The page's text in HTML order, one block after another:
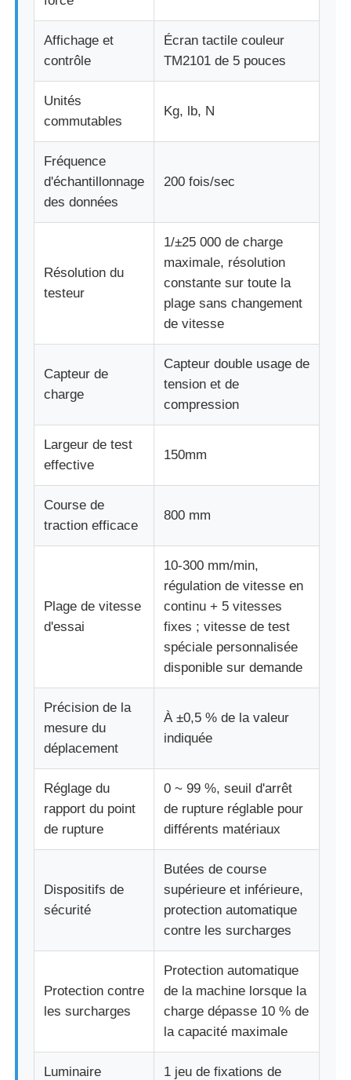
machine d'essai de tissu
Affichage et
contrôle
Écran tactile couleur
TM2101 de 5 pouces
Unités
commutables
Kg, lb, N
Fréquence
d'échantillonnage
des données
200 fois/sec
Résolution du
testeur
1/±25 000 de charge
maximale, résolution
constante sur toute la
plage sans changement
de vitesse
Capteur de
charge
Capteur double usage de
tension et de
compression
Largeur de test
effective
150mm
Course de
traction efficace
800 mm
Plage de vitesse
d'essai
10-300 mm/min,
régulation de vitesse en
continu + 5 vitesses
fixes ; vitesse de test
spéciale personnalisée
disponible sur demande
Précision de la
mesure du
déplacement
À ±0,5 % de la valeur
indiquée
Réglage du
rapport du point
de rupture
0 ~ 99 %, seuil d'arrêt
de rupture réglable pour
différents matériaux
Dispositifs de
sécurité
Butées de course
supérieure et inférieure,
protection automatique
contre les surcharges
Protection contre
les surcharges
Protection automatique
de la machine lorsque la
charge dépasse 10 % de
la capacité maximale
Luminaire
1 jeu de fixations de